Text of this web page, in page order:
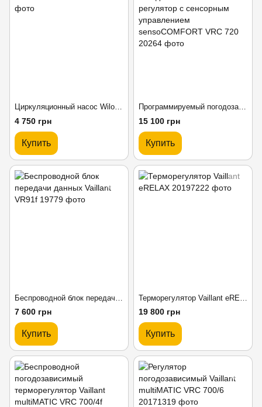
Циркуляционный насос Wilo Star-RS 25/4
4 750 грн
Купить
Программируемый погодозависимый регулятор с сенсорным управлением sensoCOMFORT VRС 720
15 100 грн
Купить
7 600 грн
Купить
19 800 грн
Купить